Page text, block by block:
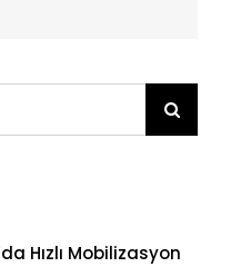
Hızlı Mobilizasyon